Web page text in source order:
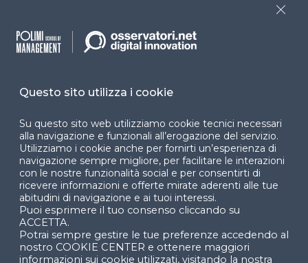
Facebook LinkedIn
© 2024 Copyright © Politecnico di Milano Dipartimento
di Ingegneria Gestionale
Questo sito utilizza i cookie
Su questo sito web utilizziamo cookie tecnici necessari
alla navigazione e funzionali all’erogazione del servizio.
Utilizziamo i cookie anche per fornirti un’esperienza di
navigazione sempre migliore, per facilitare le interazioni
con le nostre funzionalità social e per consentirti di
ricevere informazioni e offerte mirate aderenti alle tue
abitudini di navigazione e ai tuoi interessi.
Puoi esprimere il tuo consenso cliccando su
ACCETTA.
Potrai sempre gestire le tue preferenze accedendo al
nostro COOKIE CENTER e ottenere maggiori
informazioni sui cookie utilizzati, visitando la nostra